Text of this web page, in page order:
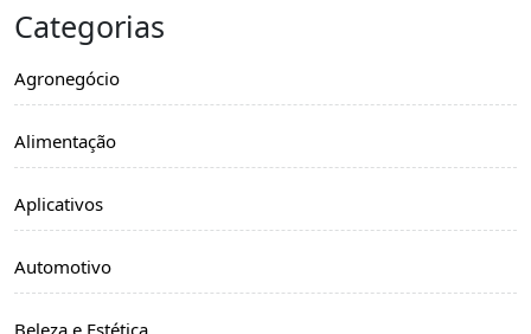
Categorias
Agronegócio
Alimentação
Aplicativos
Automotivo
Beleza e Estética